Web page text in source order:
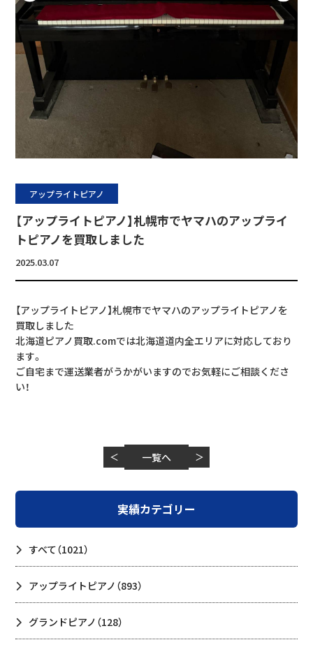
アップライトピアノ
【アップライトピアノ】札幌市でヤマハのアップライ
トピアノを買取しました
2025.03.07
【アップライトピアノ】札幌市でヤマハのアップライトピアノを
買取しました
北海道ピアノ買取.comでは北海道道内全エリアに対応しており
ます。
ご自宅まで運送業者がうかがいますのでお気軽にご相談くださ
い！
＜ 一覧へ ＞
実績カテゴリー
すべて（1021）
アップライトピアノ （893）
グランドピアノ （128）